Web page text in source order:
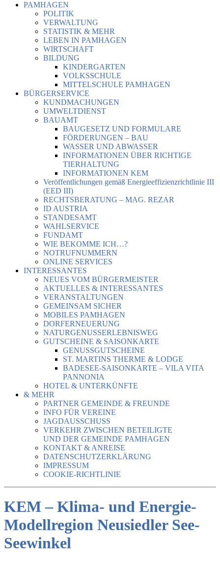
PAMHAGEN
POLITIK
VERWALTUNG
STATISTIK & MEHR
LEBEN IN PAMHAGEN
WIRTSCHAFT
BILDUNG
KINDERGARTEN
VOLKSSCHULE
MITTELSCHULE PAMHAGEN
BÜRGERSERVICE
KUNDMACHUNGEN
UMWELTDIENST
BAUAMT
BAUGESETZ UND FORMULARE
FÖRDERUNGEN – BAU
WASSER UND ABWASSER
INFORMATIONEN ÜBER RICHTIGE
TIERHALTUNG
INFORMATIONEN KEM
Veröffentlichungen gemäß Energieeffizienzrichtlinie III
(EED III)
RECHTSBERATUNG – MAG. REZAR
ID AUSTRIA
STANDESAMT
WAHLSERVICE
FUNDAMT
WIE BEKOMME ICH…?
NOTRUFNUMMERN
ONLINE SERVICES
INTERESSANTES
NEUES VOM BÜRGERMEISTER
AKTUELLES & INTERESSANTES
VERANSTALTUNGEN
GEMEINSAM SICHER
MOBILES PAMHAGEN
DORFERNEUERUNG
NATURGENUSSERLEBNISWEG
GUTSCHEINE & SAISONKARTE
GENUSSGUTSCHEINE
ST. MARTINS THERME & LODGE
BADESEE-SAISONKARTE – VILA VITA
PANNONIA
HOTEL & UNTERKÜNFTE
& MEHR
PARTNER GEMEINDE & FREUNDE
INFO FÜR VEREINE
JAGDAUSSCHUSS
VERKEHR ZWISCHEN BETEILIGTE
UND DER GEMEINDE PAMHAGEN
KONTAKT & ANREISE
DATENSCHUTZERKLÄRUNG
IMPRESSUM
COOKIE-RICHTLINIE
KEM – Klima- und Energie-
Modellregion Neusiedler See-
Seewinkel